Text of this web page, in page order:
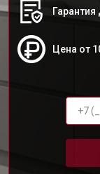
Гарантия
Цена от